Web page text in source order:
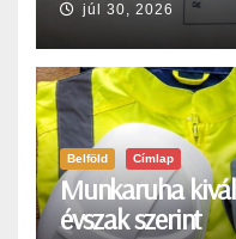
júl 30, 2026
Belföld Címlap
Munkaruha
évszak szerint